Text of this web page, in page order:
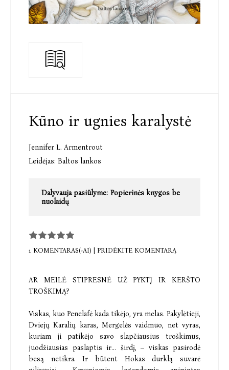
Kūno ir ugnies karalystė
Jennifer L. Armentrout
Leidėjas: Baltos lankos
Dalyvauja pasiūlyme: Popierinės knygos be
nuolaidų
1 KOMENTARAS(-AI) PRIDĖKITE KOMENTARĄ
AR MEILĖ STIPRESNĖ UŽ PYKTĮ IR KERŠTO
TROŠKIMĄ?
Viskas, kuo Penelafė kada tikėjo, yra melas. Pakylėtieji,
Dviejų Karalių karas, Mergelės vaidmuo, net vyras,
kuriam ji patikėjo savo slapčiausius troškimus,
juodžiausias paslaptis ir... širdį, – viskas pasirodė
besą netikra. Ir būtent Hokas durklą suvarė